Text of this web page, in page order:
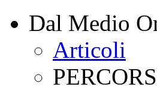
Dal Medio
Articoli